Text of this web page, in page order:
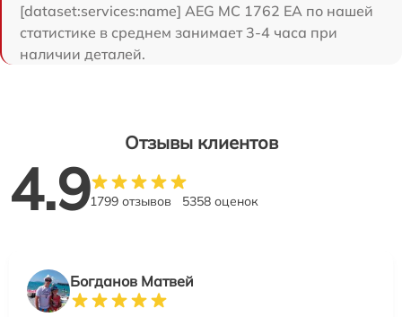
[dataset:services:name] AEG MC 1762 EA по нашей
статистике в среднем занимает 3-4 часа при
наличии деталей.
Отзывы клиентов
4.91799 отзывов 5358 оценок
Богданов Матвей